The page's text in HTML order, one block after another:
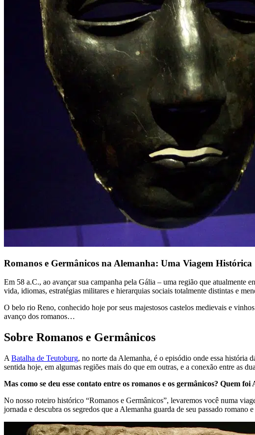
Romanos e Germânicos na Alemanha: Uma Viagem Histórica
Em 58 a.C., ao avançar sua campanha pela Gália – uma região que atualmente
vida, idiomas, estratégias militares e hierarquias sociais totalmente distintas e
O belo rio Reno, conhecido hoje por seus majestosos castelos medievais e
avanço dos romanos…
Sobre Romanos e Germânicos
A Batalha de Teutoburg, no norte da Alemanha, é o episódio onde essa história
sentida hoje, em algumas regiões mais do que em outras, e a conexão entre as
Mas como se deu esse contato entre os romanos e os germânicos? Quem
No nosso roteiro histórico “Romanos e Germânicos”, levaremos você numa
jornada e descubra os segredos que a Alemanha guarda de seu passado romano